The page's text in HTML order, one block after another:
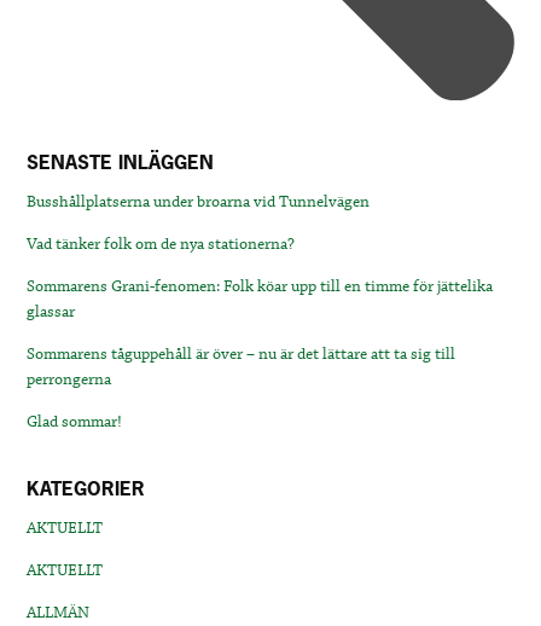
SENASTE INLÄGGEN
Busshållplatserna under broarna vid Tunnelvägen
Vad tänker folk om de nya stationerna?
Sommarens Grani-fenomen: Folk köar upp till en timme för jättelika
glassar
Sommarens tåguppehåll är över – nu är det lättare att ta sig till
perrongerna
Glad sommar!
KATEGORIER
AKTUELLT
AKTUELLT
ALLMÄN